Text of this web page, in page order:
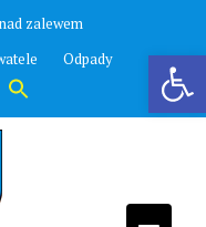
Otwórz pasek narzędzi
syreny
Odpady
Search
for:
Search Button